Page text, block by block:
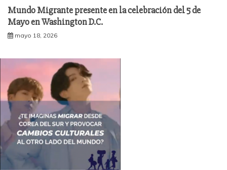
Mundo Migrante presente en la celebración del 5 de
Mayo en Washington D.C.
mayo 18, 2026